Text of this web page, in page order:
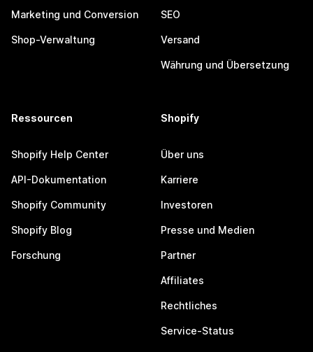
Marketing und Conversion
Shop-Verwaltung
SEO
Versand
Währung und Übersetzung
Ressourcen
Shopify Help Center
API-Dokumentation
Shopify Community
Shopify Blog
Forschung
Shopify
Über uns
Karriere
Investoren
Presse und Medien
Partner
Affiliates
Rechtliches
Service-Status